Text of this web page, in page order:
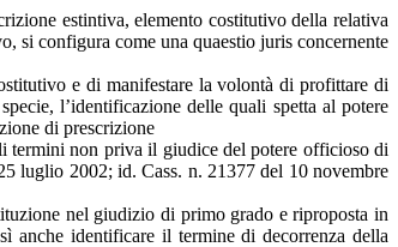
estintiva, elemento costitutivo della relativa
si configura come una quaestio juris concernente
e di manifestare la volontà di profittare di
l’identificazione delle quali spetta al potere
di prescrizione
termini non priva il giudice del potere officioso di
luglio 2002; id. Cass. n. 21377 del 10 novembre
nel giudizio di primo grado e riproposta in
anche identificare il termine di decorrenza della